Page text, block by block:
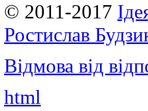
© 2011-2017
Ростислав
Відмова від
html